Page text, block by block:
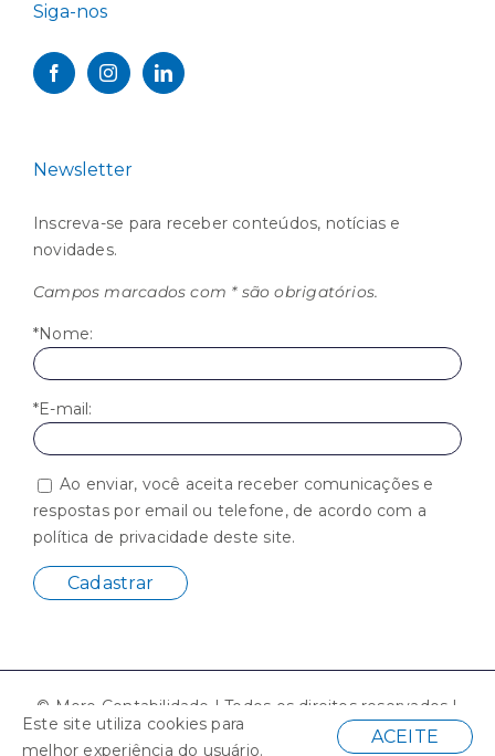
Siga-nos
Newsletter
Inscreva-se para receber conteúdos, notícias e
novidades.
Campos marcados com * são obrigatórios.
*Nome:
*E-mail:
Ao enviar, você aceita receber comunicações e
respostas por email ou telefone, de acordo com a
política de privacidade deste site.
© Moro Contabilidade | Todos os direitos reservados |
Desenvolvido por
Este site utiliza cookies para
melhor experiência do usuário.
ACEITE